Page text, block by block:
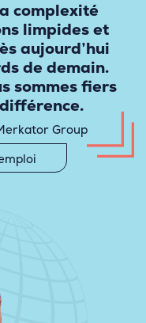
complexité
limpides et
aujourd’hui
de demain.
sommes fiers
Group